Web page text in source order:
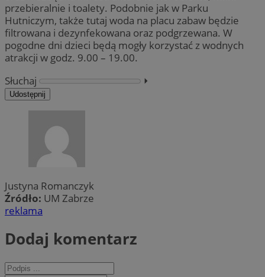
przebieralnie i toalety. Podobnie jak w Parku
Hutniczym, także tutaj woda na placu zabaw będzie
filtrowana i dezynfekowana oraz podgrzewana. W
pogodne dni dzieci będą mogły korzystać z wodnych
atrakcji w godz. 9.00 – 19.00.
Słuchaj
⏵︎
Udostępnij
Justyna Romanczyk
Źródło: UM Zabrze
reklama
Dodaj komentarz